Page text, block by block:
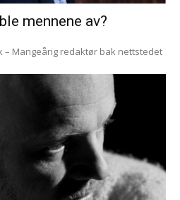
mennene av?
– Mangeårig redaktør bak nettstedet